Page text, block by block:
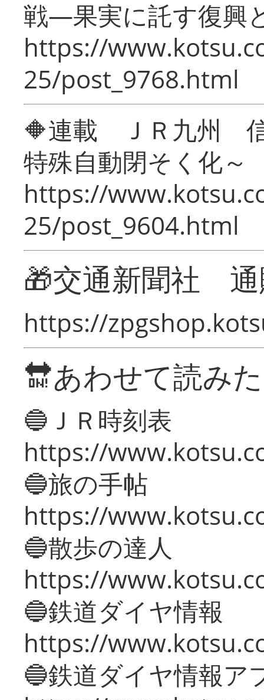
戦―果実に託す復興
https://
25/post_9768.html
🔶連載 ＪＲ九州 信
特殊自動閉そく化～
https://
25/post_9604.html
🎁交通新聞社
https://
🔛あわせて読み
🔵ＪＲ時刻表
https://
🔵旅の手帖
https://
🔵散歩の達人
https://
🔵鉄道ダイヤ情報
https://
🔵鉄道ダイヤ情報ア